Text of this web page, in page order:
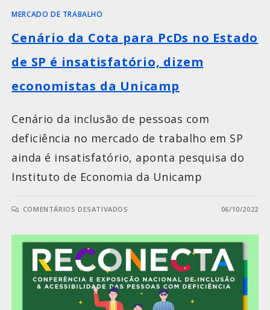
MERCADO DE TRABALHO
Cenário da Cota para PcDs no Estado
de SP é insatisfatório, dizem
economistas da Unicamp
Cenário da inclusão de pessoas com
deficiência no mercado de trabalho em SP
ainda é insatisfatório, aponta pesquisa do
Instituto de Economia da Unicamp
COMENTÁRIOS DESATIVADOS 06/10/2022